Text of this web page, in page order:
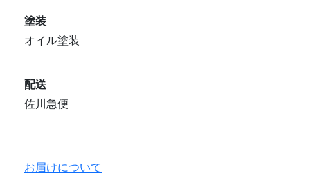
塗装
オイル塗装
配送
佐川急便
お届けについて